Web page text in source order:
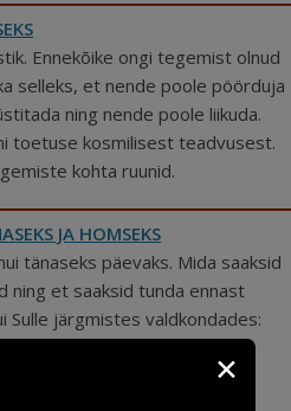
Ennekõike ongi tegemist olnud
selleks, et nende poole pöörduja
ning nende poole liikuda.
toetuse kosmilisest teadvusest.
kohta ruunid.
JA HOMSEKS
tänaseks päevaks. Mida saaksid
ning et saaksid tunda ennast
Sulle järgmistes valdkondades:
annab Sulle tänaseks
✕